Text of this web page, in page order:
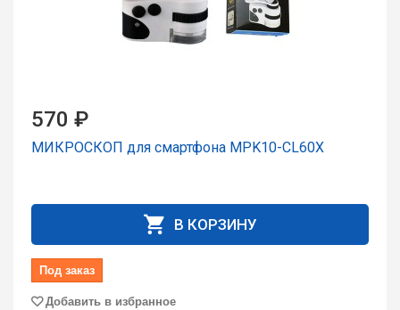
570 ₽
МИКРОСКОП для смартфона MPK10-CL60X
В КОРЗИНУ
Под заказ
Добавить в избранное